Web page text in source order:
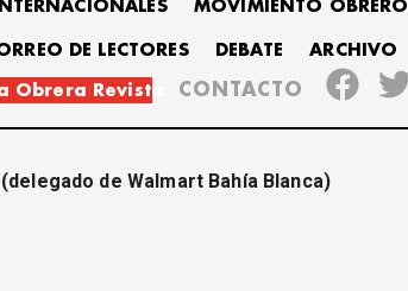
INTERNACIONALES MOVIMIENTO OBRERO
DE LECTORES DEBATE ARCHIVO
Obrera Revista CONTACTO
de Walmart Bahía Blanca)